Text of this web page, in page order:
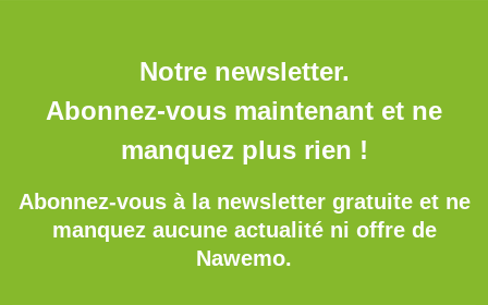
Notre newsletter.
Abonnez-vous maintenant et ne
manquez plus rien !
Abonnez-vous à la newsletter gratuite et ne
manquez aucune actualité ni offre de
Nawemo.